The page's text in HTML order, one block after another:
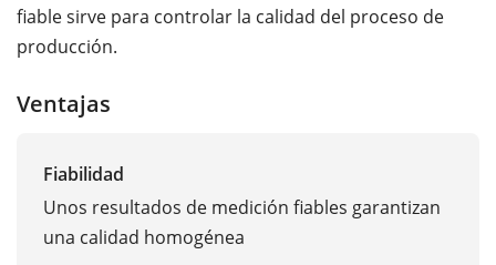
fiable sirve para controlar la calidad del proceso de
producción.
Ventajas
Fiabilidad
Unos resultados de medición fiables garantizan
una calidad homogénea